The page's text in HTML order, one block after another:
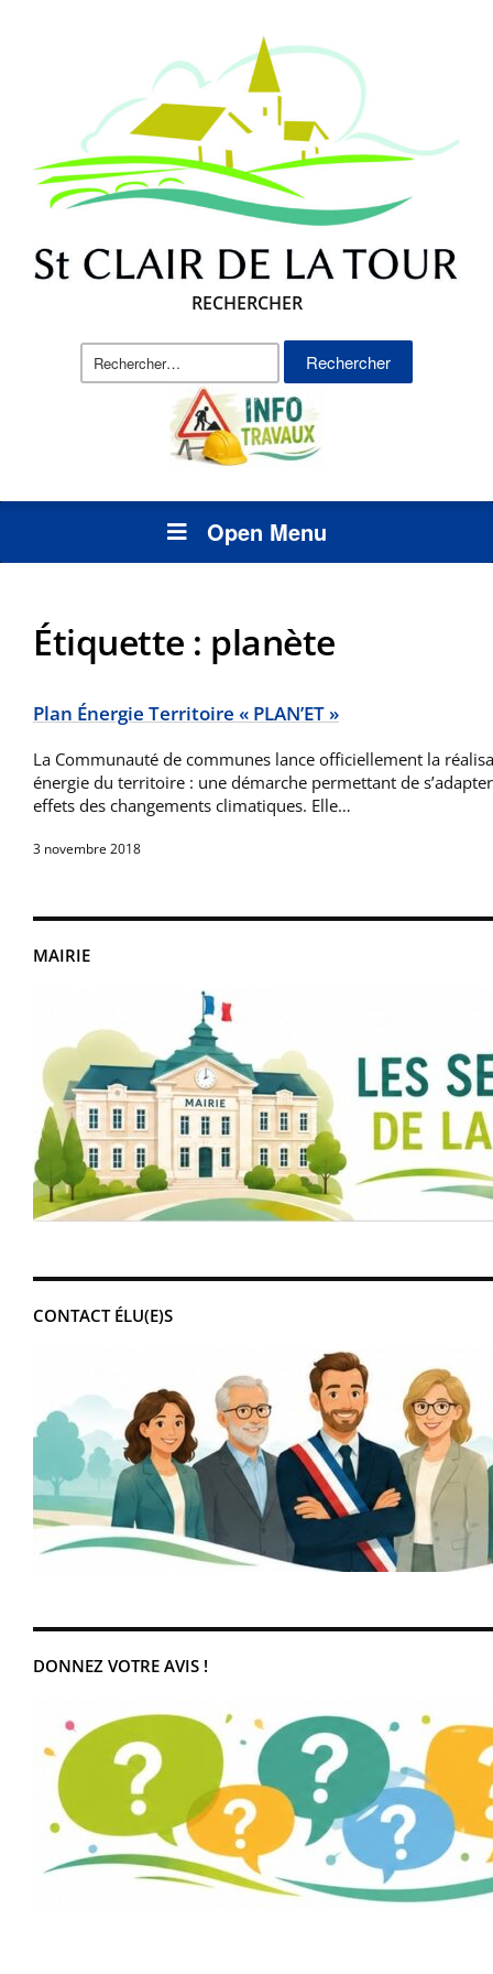
RECHERCHER
Rechercher :
Open Menu
MAIRIE
CONTACT ÉLU(E)S
DONNEZ VOTRE AVIS !
Étiquette : planète
Plan Énergie Territoire « PLAN’ET »
La Communauté de communes lance officiellement la
énergie du territoire : une démarche permettant de
effets des changements climatiques. Elle…
3 novembre 2018